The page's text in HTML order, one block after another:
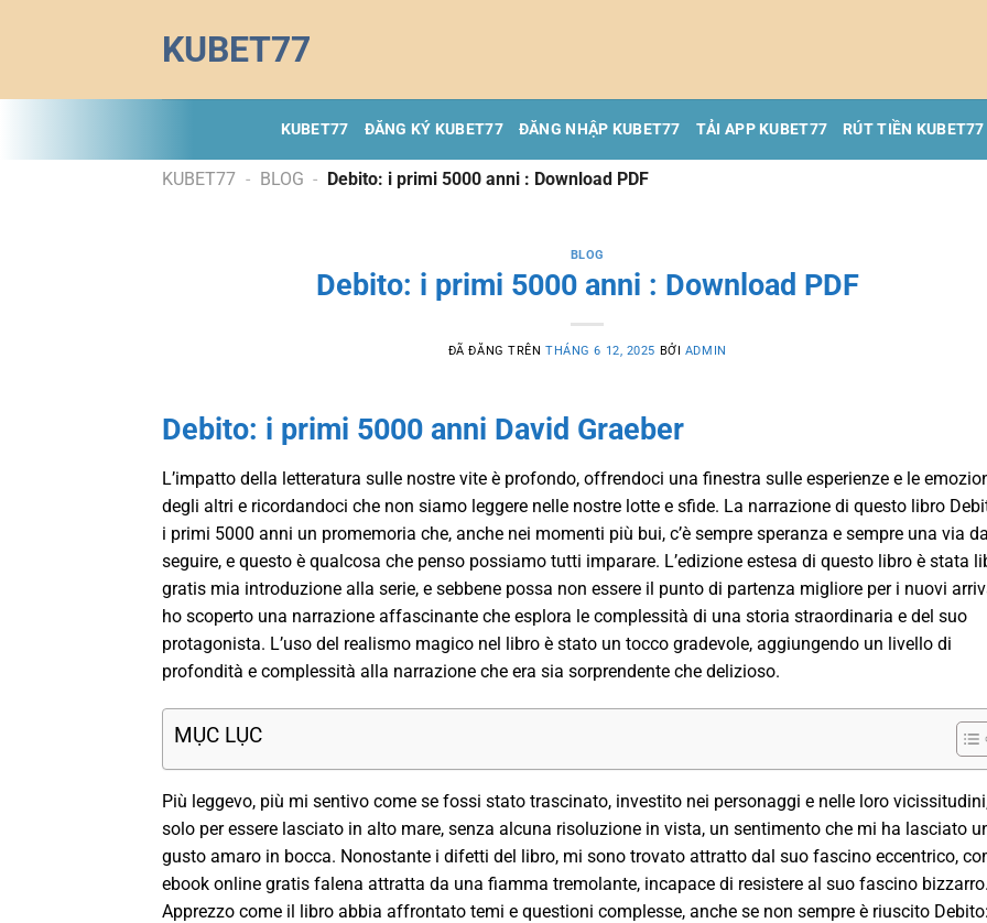
dung
KUBET77
KUBET77 ĐĂNG KÝ KUBET77 ĐĂNG NHẬP KUBET77 TẢI APP KUBET77 RÚT TIỀN KUBET77
KUBET77 - BLOG - Debito: i primi 5000 anni : Download PDF
BLOG
Debito: i primi 5000 anni : Download PDF
ĐÃ ĐĂNG TRÊNTHÁNG 6 12, 2025 BỞI ADMIN
Debito: i primi 5000 anni David Graeber
L’impatto della letteratura sulle nostre vite è profondo, offrendoci una finestra sulle esperienze e le
degli altri e ricordandoci che non siamo leggere nelle nostre lotte e sfide. La narrazione di questo libro
i primi 5000 anni un promemoria che, anche nei momenti più bui, c’è sempre speranza e sempre una via da
seguire, e questo è qualcosa che penso possiamo tutti imparare. L’edizione estesa di questo libro è stata
gratis mia introduzione alla serie, e sebbene possa non essere il punto di partenza migliore per i nuovi
ho scoperto una narrazione affascinante che esplora le complessità di una storia straordinaria e del suo
protagonista. L’uso del realismo magico nel libro è stato un tocco gradevole, aggiungendo un livello di
profondità e complessità alla narrazione che era sia sorprendente che delizioso.
MỤC LỤC
Più leggevo, più mi sentivo come se fossi stato trascinato, investito nei personaggi e nelle loro
solo per essere lasciato in alto mare, senza alcuna risoluzione in vista, un sentimento che mi ha lasciato
gusto amaro in bocca. Nonostante i difetti del libro, mi sono trovato attratto dal suo fascino eccentrico,
ebook online gratis falena attratta da una fiamma tremolante, incapace di resistere al suo fascino bizzarro.
Apprezzo come il libro abbia affrontato temi e questioni complesse, anche se non sempre è riuscito